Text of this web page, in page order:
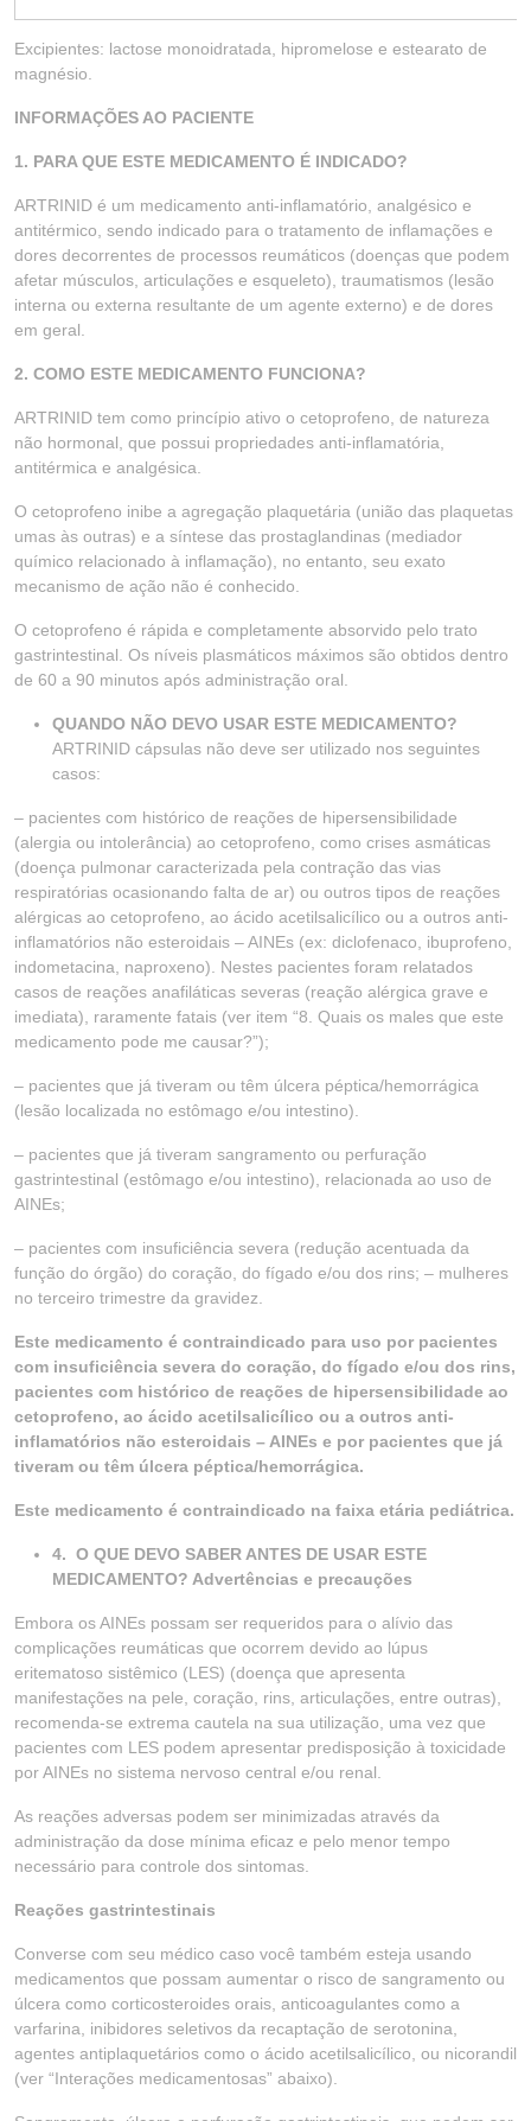
Excipientes: lactose monoidratada, hipromelose e estearato de
magnésio.
INFORMAÇÕES AO PACIENTE
1. PARA QUE ESTE MEDICAMENTO É INDICADO?
ARTRINID é um medicamento anti-inflamatório, analgésico e
antitérmico, sendo indicado para o tratamento de inflamações e
dores decorrentes de processos reumáticos (doenças que podem
afetar músculos, articulações e esqueleto), traumatismos (lesão
interna ou externa resultante de um agente externo) e de dores
em geral.
2. COMO ESTE MEDICAMENTO FUNCIONA?
ARTRINID tem como princípio ativo o cetoprofeno, de natureza
não hormonal, que possui propriedades anti-inflamatória,
antitérmica e analgésica.
O cetoprofeno inibe a agregação plaquetária (união das plaquetas
umas às outras) e a síntese das prostaglandinas (mediador
químico relacionado à inflamação), no entanto, seu exato
mecanismo de ação não é conhecido.
O cetoprofeno é rápida e completamente absorvido pelo trato
gastrintestinal. Os níveis plasmáticos máximos são obtidos dentro
de 60 a 90 minutos após administração oral.
QUANDO NÃO DEVO USAR ESTE MEDICAMENTO?
ARTRINID cápsulas não deve ser utilizado nos seguintes
casos:
– pacientes com histórico de reações de hipersensibilidade
(alergia ou intolerância) ao cetoprofeno, como crises asmáticas
(doença pulmonar caracterizada pela contração das vias
respiratórias ocasionando falta de ar) ou outros tipos de reações
alérgicas ao cetoprofeno, ao ácido acetilsalicílico ou a outros anti-
inflamatórios não esteroidais – AINEs (ex: diclofenaco, ibuprofeno,
indometacina, naproxeno). Nestes pacientes foram relatados
casos de reações anafiláticas severas (reação alérgica grave e
imediata), raramente fatais (ver item “8. Quais os males que este
medicamento pode me causar?”);
– pacientes que já tiveram ou têm úlcera péptica/hemorrágica
(lesão localizada no estômago e/ou intestino).
– pacientes que já tiveram sangramento ou perfuração
gastrintestinal (estômago e/ou intestino), relacionada ao uso de
AINEs;
– pacientes com insuficiência severa (redução acentuada da
função do órgão) do coração, do fígado e/ou dos rins; – mulheres
no terceiro trimestre da gravidez.
Este medicamento é contraindicado para uso por pacientes
com insuficiência severa do coração, do fígado e/ou dos rins,
pacientes com histórico de reações de hipersensibilidade ao
cetoprofeno, ao ácido acetilsalicílico ou a outros anti-
inflamatórios não esteroidais – AINEs e por pacientes que já
tiveram ou têm úlcera péptica/hemorrágica.
Este medicamento é contraindicado na faixa etária pediátrica.
4. O QUE DEVO SABER ANTES DE USAR ESTE
MEDICAMENTO? Advertências e precauções
Embora os AINEs possam ser requeridos para o alívio das
complicações reumáticas que ocorrem devido ao lúpus
eritematoso sistêmico (LES) (doença que apresenta
manifestações na pele, coração, rins, articulações, entre outras),
recomenda-se extrema cautela na sua utilização, uma vez que
pacientes com LES podem apresentar predisposição à toxicidade
por AINEs no sistema nervoso central e/ou renal.
As reações adversas podem ser minimizadas através da
administração da dose mínima eficaz e pelo menor tempo
necessário para controle dos sintomas.
Reações gastrintestinais
Converse com seu médico caso você também esteja usando
medicamentos que possam aumentar o risco de sangramento ou
úlcera como corticosteroides orais, anticoagulantes como a
varfarina, inibidores seletivos da recaptação de serotonina,
agentes antiplaquetários como o ácido acetilsalicílico, ou nicorandil
(ver “Interações medicamentosas” abaixo).